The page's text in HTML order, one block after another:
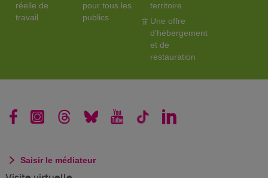
réelle de
travail
pour tous les
publics
territoire
Une offre
d'hébergement
et de
restauration
Saisir le médiateur